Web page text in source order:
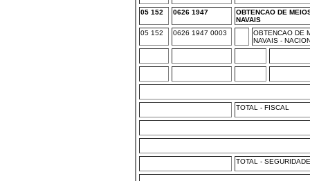
05 152 0626 1947
OBTENCAO DE
NAVAIS
05 152
0626 1947 0003
OBTENCAO DE
NAVAIS -
TOTAL - FISCAL
TOTAL - SEGURIDADE